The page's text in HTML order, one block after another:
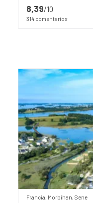
8,39/10
314 comentarios
Previous
Francia, Morbihan, Sene